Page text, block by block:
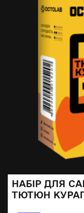
НАБІР ДЛЯ
ТЮТЮН